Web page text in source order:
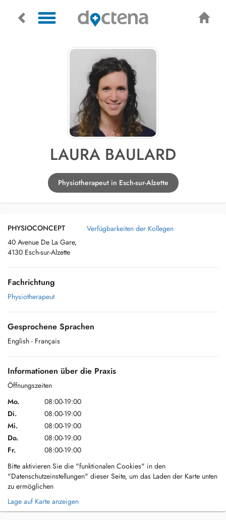
LAURA BAULARD
Physiotherapeut in Esch-sur-Alzette
PHYSIOCONCEPT
40 Avenue De La Gare,
4130 Esch-sur-Alzette
Verfügbarkeiten der Kollegen
Fachrichtung
Physiotherapeut
Gesprochene Sprachen
English - Français
Informationen über die Praxis
Öffnungszeiten
Mo.
08:00-19:00
Di.
08:00-19:00
Mi.
08:00-19:00
Do.
08:00-19:00
Fr.
08:00-19:00
Bitte aktivieren Sie die "funktionalen Cookies" in den
"Datenschutzeinstellungen" dieser Seite, um das Laden der Karte unten
zu ermöglichen
Lage auf Karte anzeigen